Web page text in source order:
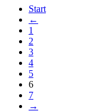
Start
←
1
2
3
4
5
6
7
→